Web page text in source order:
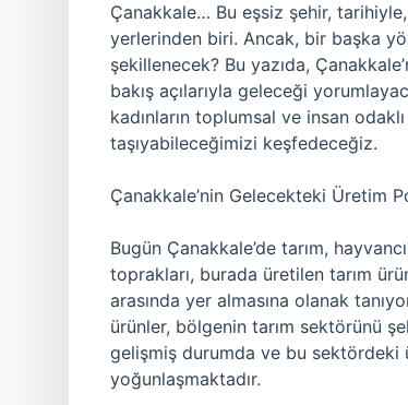
Çanakkale… Bu eşsiz şehir,
yerlerinden biri. Ancak, bir başka
şekillenecek? Bu yazıda,
bakış açılarıyla geleceği
kadınların toplumsal ve insan
taşıyabileceğimizi keşfedeceğiz.
Çanakkale’nin Gelecekteki Üretim
Bugün Çanakkale’de tarım,
toprakları, burada üretilen tarım
arasında yer almasına olanak
ürünler, bölgenin tarım sektörünü
gelişmiş durumda ve bu
yoğunlaşmaktadır.